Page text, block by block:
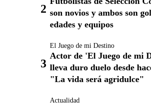
son novios y ambos son
edades y equipos
El Juego de mi Destino
Actor de 'El Juego de mi
lleva duro duelo desde
"La vida será agridulce"
Actualidad